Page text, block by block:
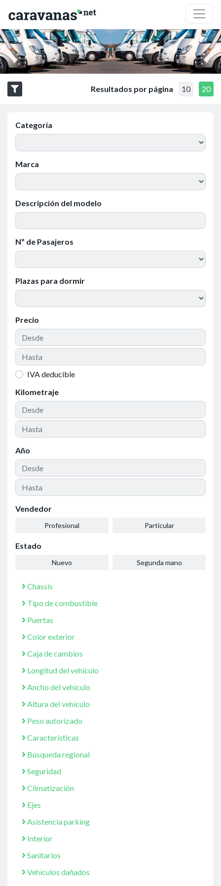
Resultados por página 10 20
Categoría
Marca
Descripción del modelo
Nº de Pasajeros
Plazas para dormir
Precio
IVA deducible
Kilometraje
Año
Vendedor
Profesional Particular
Estado
Nuevo Segunda mano
Chassis
Tipo de combustible
Puertas
Color exterior
Caja de cambios
Longitud del vehículo
Ancho del vehículo
Altura del vehículo
Peso autorizado
Características
Búsqueda regional
Seguridad
Climatización
Ejes
Asistencia parking
Interior
Sanitarios
Vehículos dañados